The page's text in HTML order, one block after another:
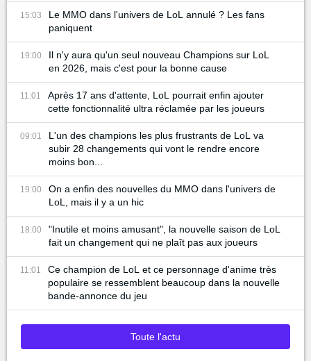
15:03
Le MMO dans l'univers de LoL annulé ? Les fans
paniquent
19:00
Il n'y aura qu'un seul nouveau Champions sur LoL
en 2026, mais c'est pour la bonne cause
11:01
Après 17 ans d'attente, LoL pourrait enfin ajouter
cette fonctionnalité ultra réclamée par les joueurs
09:01
L'un des champions les plus frustrants de LoL va
subir 28 changements qui vont le rendre encore
moins bon...
19:00
On a enfin des nouvelles du MMO dans l'univers de
LoL, mais il y a un hic
18:00
"Inutile et moins amusant", la nouvelle saison de LoL
fait un changement qui ne plaît pas aux joueurs
11:01
Ce champion de LoL et ce personnage d'anime très
populaire se ressemblent beaucoup dans la nouvelle
bande-annonce du jeu
Toute l'actu